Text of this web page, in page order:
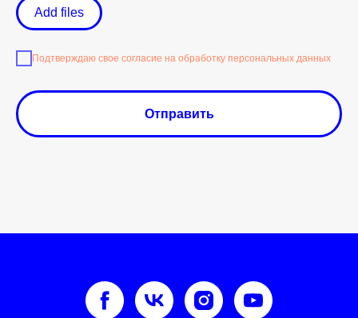
Add files
Подтверждаю свое согласие на обработку персональных данных
Отправить